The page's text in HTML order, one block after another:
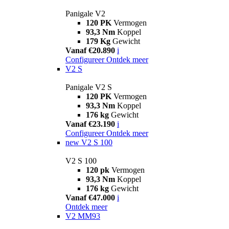
Panigale V2
120 PK Vermogen
93,3 Nm Koppel
179 Kg Gewicht
Vanaf €20.890 i
Configureer Ontdek meer
V2 S
Panigale V2 S
120 PK Vermogen
93,3 Nm Koppel
176 kg Gewicht
Vanaf €23.190 i
Configureer Ontdek meer
new V2 S 100
V2 S 100
120 pk Vermogen
93,3 Nm Koppel
176 kg Gewicht
Vanaf €47.000 i
Ontdek meer
V2 MM93